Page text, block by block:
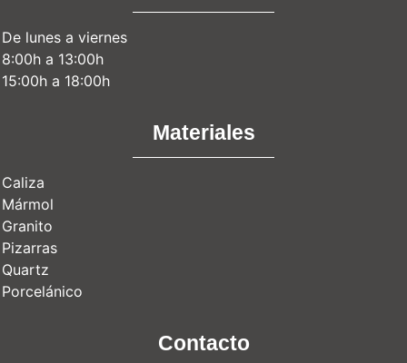
De lunes a viernes
8:00h a 13:00h
15:00h a 18:00h
Materiales
Caliza
Mármol
Granito
Pizarras
Quartz
Porcelánico
Contacto